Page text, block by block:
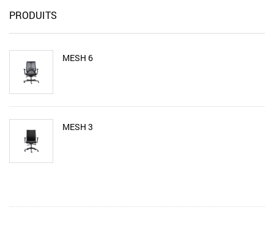
PRODUITS
MESH 6
MESH 3